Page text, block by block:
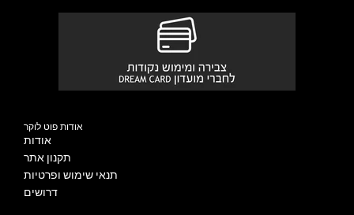
אודות פוט לוקר
אודות
תקנון אתר
תנאי שימוש ופרטיות
דרושים